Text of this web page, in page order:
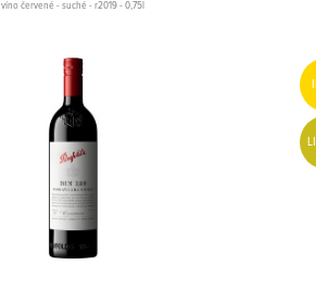
víno červené - suché - r2019 - 0,75l